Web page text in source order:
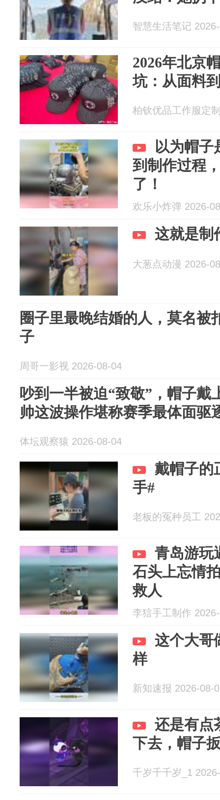
智慧生活笔记
2026年北京
坑：从面料
柏钦优品工作服定
以为帽子
到制作过程
了！
欢乐小炸弹 2026-
这就是制
大葱点动漫 2026-
圈子里最晚结婚的人，莫名被
子
周哥一影视 2026-08-04
吵到一半被迫“致敬”，帽子戴
帅这波操作堪称赛季最体面驱
体坛观察猿 2026-08-04
戴帽子的
手#
老板的冤种员工
青岛游玩
石头上忘情
救人
李狺手工制作
这个大哥
样
新知速报 2026-08-
还是有点
下去，帽子
千岁千千岁_1